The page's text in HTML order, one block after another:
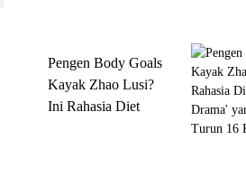
Pengen Body Goals
Kayak Zhao Lusi?
Ini Rahasia Diet